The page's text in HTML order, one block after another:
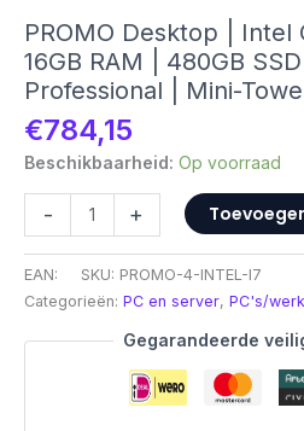
PROMO Desktop | Intel
16GB RAM | 480GB
Professional | Mini-
€784,15
Beschikbaarheid: Op voorraad
-
Desktop
|
Intel
Core
i7-
+
EAN: SKU: PROMO-4-INTEL-I7
Categorieën: PC en server, PC's/
Gegarandeerde